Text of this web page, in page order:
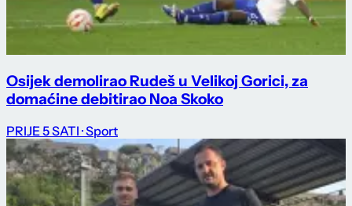
Osijek demolirao Rudeš u Velikoj Gorici, za
domaćine debitirao Noa Skoko
PRIJE 5 SATI · Sport